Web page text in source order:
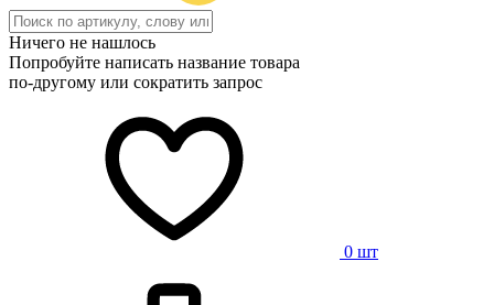
Ничего не нашлось
Попробуйте написать название товара
по-другому или сократить запрос
0 шт